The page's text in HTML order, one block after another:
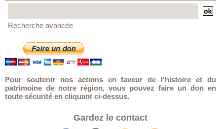
Recherche avancée
Pour soutenir nos actions en faveur de l'histoire et du
patrimoine de notre région, vous pouvez faire un don en
toute sécurité en cliquant ci-dessus.
Gardez le contact